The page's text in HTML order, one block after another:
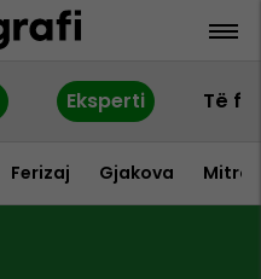
Eksperti Të
Ferizaj Gjakova